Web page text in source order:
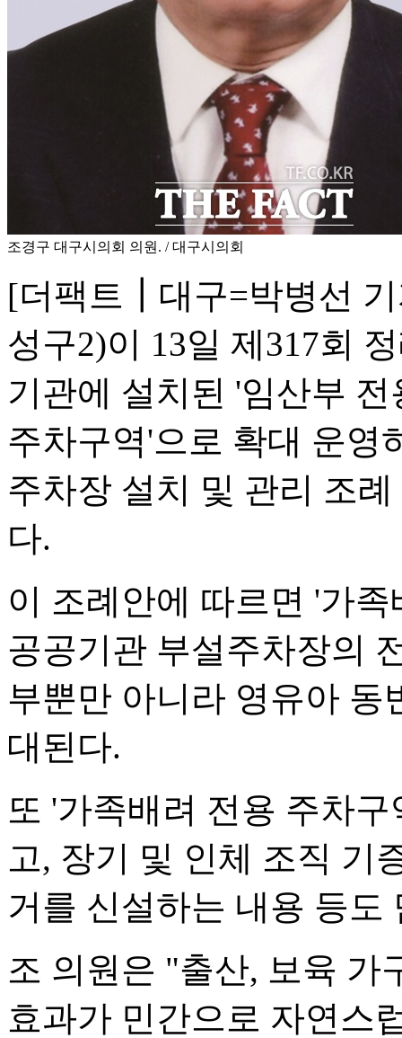
조경구 대구시의회 의원. / 대구시의회
[더팩트┃대구=박병선
성구2)이 13일 제317회
기관에 설치된 '임산부
주차구역'으로 확대 운영
주차장 설치 및 관리 조
다.
이 조례안에 따르면 '가
공공기관 부설주차장의
부뿐만 아니라 영유아 동
대된다.
또 '가족배려 전용 주차
고, 장기 및 인체 조직 기
거를 신설하는 내용 등도
조 의원은 "출산, 보육 가
효과가 민간으로 자연스